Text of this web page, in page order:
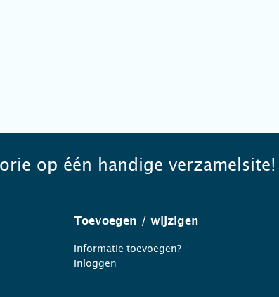
op één handige verzamelsite!
Toevoegen / wijzigen
Informatie toevoegen?
Inloggen